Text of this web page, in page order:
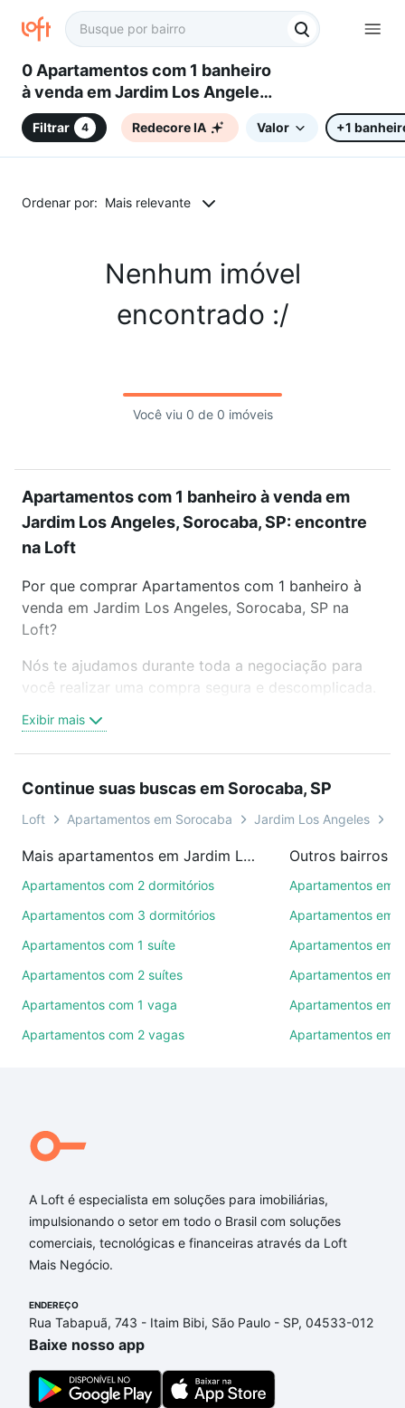
0 Apartamentos com 1 banheiro
à venda em Jardim Los Angeles,
Sorocaba, SP
Filtrar 4 Redecore IA Valor +1
Ordenar por: Mais relevante
Nenhum imóvel
encontrado :/
Você viu 0 de 0 imóveis
Apartamentos com 1 banheiro à venda em
Jardim Los Angeles, Sorocaba, SP: encontre
na Loft
Por que comprar Apartamentos com 1 banheiro à
venda em Jardim Los Angeles, Sorocaba, SP na
Loft?
Nós te ajudamos durante toda a negociação para
você realizar uma compra segura e descomplicada.
trabalho e do metrô, aqui você vai encontrar a
oferta ideal de Apartamentos com 1 banheiro à
conquistar seu sonho. Agende uma visita presencial
ou por videochamada, é grátis, sem compromisso e
imobiliárias te ajudando na compra, venda ou troca
de imóveis.
Como escolher um imóvel?
Use barra de busca no topo para pesquisar por
ruas, bairros e até condomínios favoritos. Você
também pode usar os filtros como quantidade de
combinar perfeitamente com o preço, metragem e
Sorocaba, SP ideal para você na Loft.
Qual o preço de Apartamentos com 1 banheiro à
Aqui na Loft temos a oferta ideal para você, com
Apartamentos com 1 banheiro à venda em Jardim
Los Angeles, Sorocaba, SP que custam a partir de
imobiliário as parcelas podem se adequar ao seu
orçamento. Se ainda tem alguma dúvida dos custos
envolvidos no processo de compra, veja em nosso
portal quanto custa comprar um apartamento
conte com a gente para comprar o imóvel dos seus
Exibir mais
Continue suas buscas em Sorocaba, SP
Loft Apartamentos em Sorocaba Jardim Los Angeles
Mais apartamentos em Jardim Los Angeles
Apartamentos com 2 dormitórios
Apartamentos com 3 dormitórios
Apartamentos com 1 suíte
Apartamentos com 2 suítes
Apartamentos com 1 vaga
Apartamentos com 2 vagas
Outros bairros
Apartamentos em
Apartamentos em
Apartamentos em
Apartamentos em
Apartamentos em
Apartamentos em
A Loft é especialista em soluções para imobiliárias,
impulsionando o setor em todo o Brasil com soluções
comerciais, tecnológicas e financeiras através da Loft
Mais Negócio.
ENDEREÇO
Rua Tabapuã, 743 - Itaim Bibi, São Paulo - SP, 04533-012
Baixe nosso app